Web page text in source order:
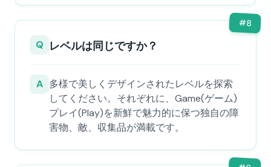
#8
Q レベルは同じですか？
A 多様で美しくデザインされたレベルを探索
してください。それぞれに、Game(ゲーム)
プレイ(Play)を新鮮で魅力的に保つ独自の障
害物、敵、収集品が満載です。